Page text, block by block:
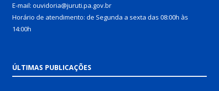
E-mail: ouvidoria@juruti.pa.gov.br
Horário de atendimento: de Segunda a sexta das 08:00h às
14:00h
ÚLTIMAS PUBLICAÇÕES